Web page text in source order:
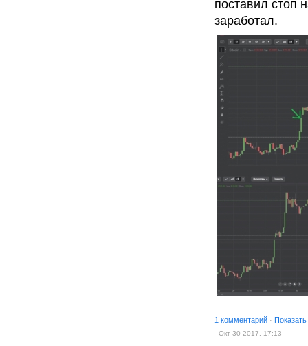
поставил стоп
заработал.
1 комментарий ·
Окт 30 2017, 17:13